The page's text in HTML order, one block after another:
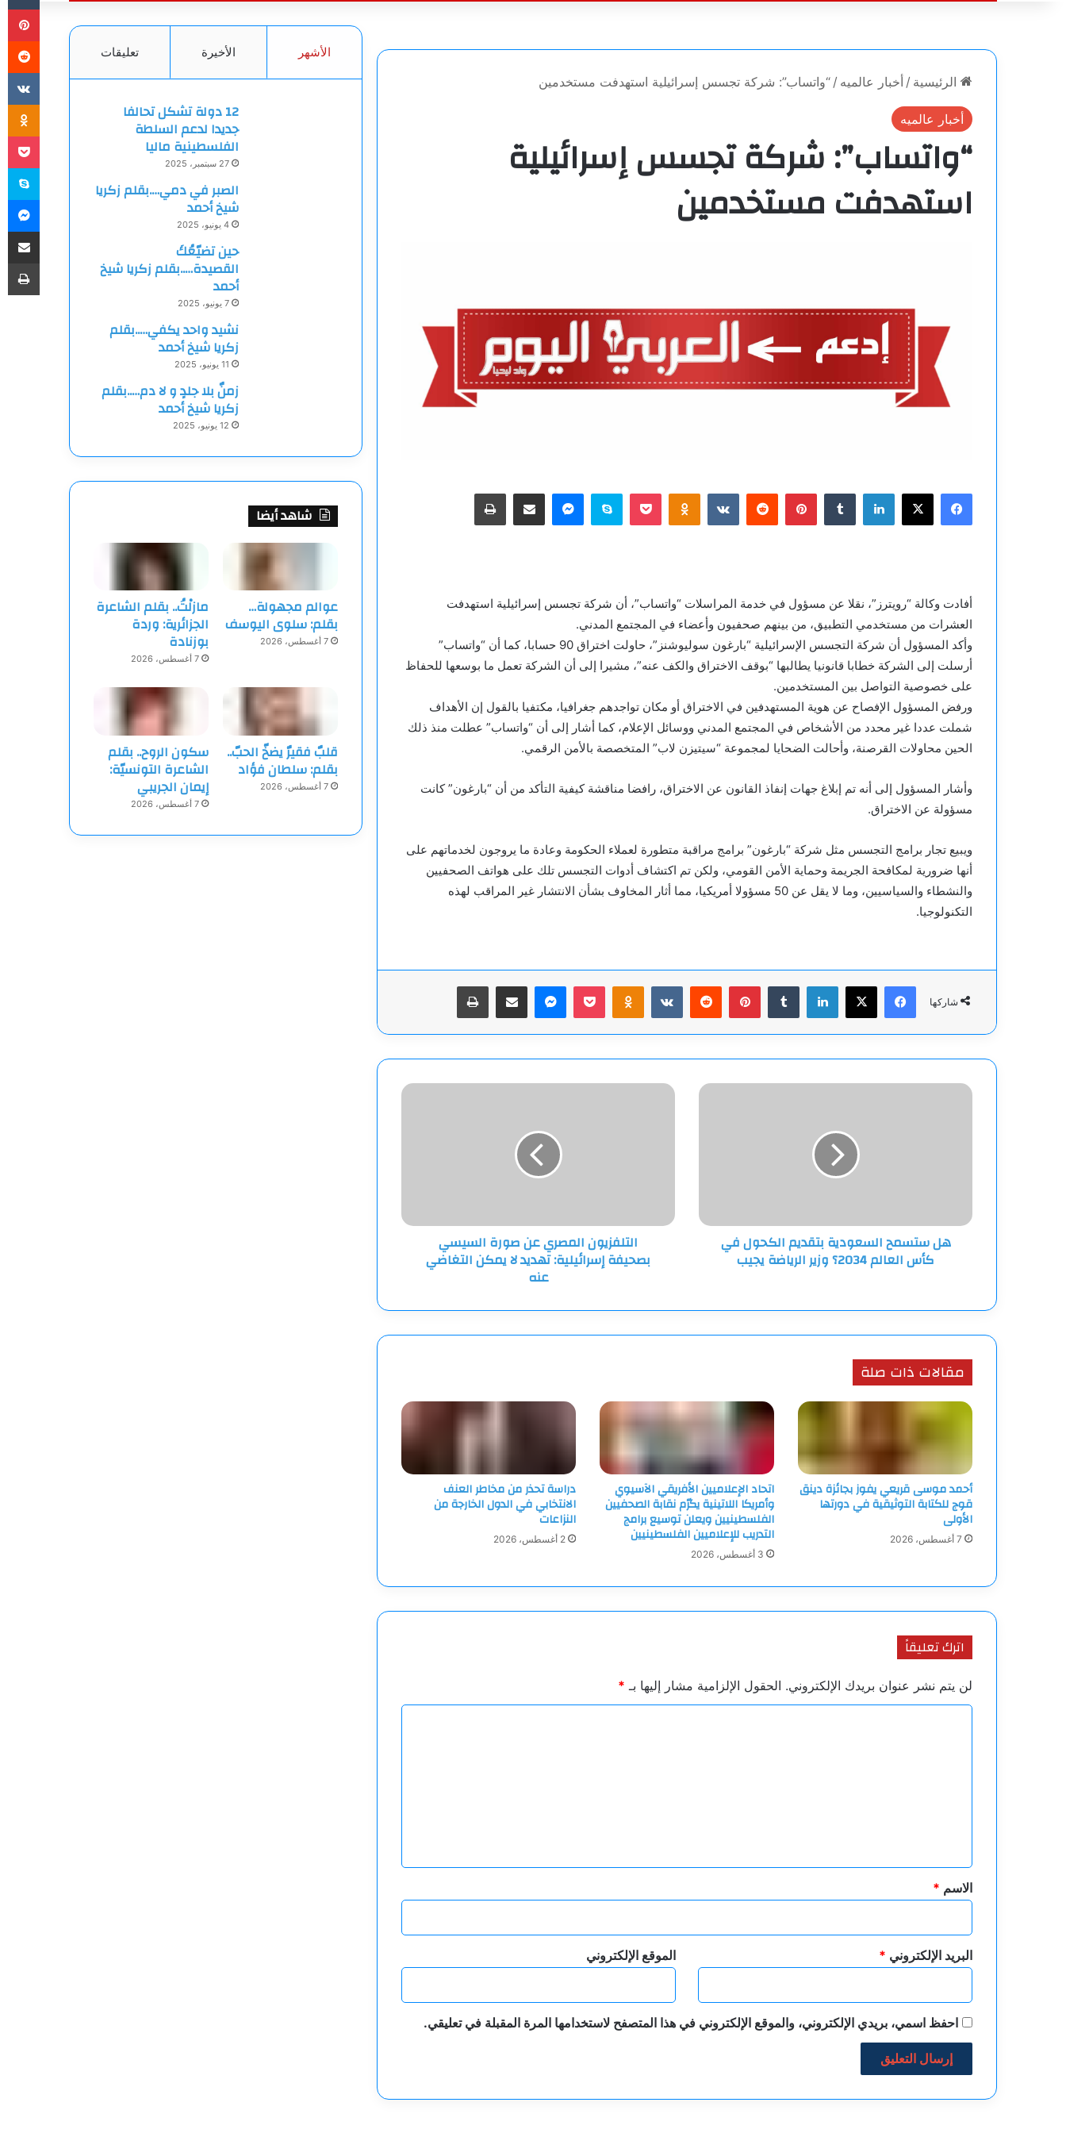
عن
الرئيسية / أخبار عالميه / “واتساب”: شركة تجسس إسرائيلية استهدفت مستخدمين
أخبار عالميه
“واتساب”: شركة تجسس إسرائيلية
استهدفت مستخدمين
فيسبوك
‫X لينكدإن بينتيريست Odnoklassniki
‫Pocketسكايبماسنجرمشاركة عبر البريد طباعة
أفادت وكالة “رويترز”، نقلا عن مسؤول في خدمة المراسلات “واتساب”، أن شركة تجسس إسرائيلية استهدفت
العشرات من مستخدمي التطبيق، من بينهم صحفيون وأعضاء في المجتمع المدني.
وأكد المسؤول أن شركة التجسس الإسرائيلية “بارغون سوليوشنز”، حاولت اختراق 90 حسابا، كما أن “واتساب”
أرسلت إلى الشركة خطابا قانونيا يطالبها “بوقف الاختراق والكف عنه”، مشيرا إلى أن الشركة تعمل ما بوسعها للحفاظ
على خصوصية التواصل بين المستخدمين.
ورفض المسؤول الإفصاح عن هوية المستهدفين في الاختراق أو مكان تواجدهم جغرافيا، مكتفيا بالقول إن الأهداف
شملت عددا غير محدد من الأشخاص في المجتمع المدني ووسائل الإعلام، كما أشار إلى أن “واتساب” عطلت منذ ذلك
الحين محاولات القرصنة، وأحالت الضحايا لمجموعة “سيتيزن لاب” المتخصصة بالأمن الرقمي.
وأشار المسؤول إلى أنه تم إبلاغ جهات إنفاذ القانون عن الاختراق، رافضا مناقشة كيفية التأكد من أن “بارغون” كانت
مسؤولة عن الاختراق.
ويبيع تجار برامج التجسس مثل شركة “بارغون” برامج مراقبة متطورة لعملاء الحكومة وعادة ما يروجون لخدماتهم على
أنها ضرورية لمكافحة الجريمة وحماية الأمن القومي، ولكن تم اكتشاف أدوات التجسس تلك على هواتف الصحفيين
والنشطاء والسياسيين، وما لا يقل عن 50 مسؤولا أمريكيا، مما أثار المخاوف بشأن الانتشار غير المراقب لهذه
التكنولوجيا.
شاركها
فيسبوك
‫X لينكدإن بينتيريست Odnoklassniki
‫Pocketماسنجرمشاركة عبر البريد طباعة
هل
2034؟
وزيرهل ستسمح السعودية بتقديم الكحول في
كأس العالم 2034؟ وزير الرياضة يجيب
التلفزيون
لا
التغاضي
التلفزيون المصري عن صورة السيسي
بصحيفة إسرائيلية: تهديد لا يمكن التغاضي
عنه
مقالات ذات صلة
أحمد موسى قريعي يفوز بجائزة دينق
قوج للكتابة التوثيقية في دورتها
الأولى
7 أغسطس، 2026
اتحاد الإعلاميين الأفريقي الآسيوي
وأمريكا اللاتينية يكرّم نقابة الصحفيين
الفلسطينيين ويعلن توسيع برامج
التدريب للإعلاميين الفلسطينيين
3 أغسطس، 2026
دراسة تحذر من مخاطر العنف
الانتخابي في الدول الخارجة من
النزاعات
2 أغسطس، 2026
اترك تعليقاً
لن يتم نشر عنوان بريدك الإلكتروني. الحقول الإلزامية مشار إليها بـ *
*
الاسم *
البريد الإلكتروني * الموقع الإلكتروني
احفظ اسمي، بريدي الإلكتروني، والموقع الإلكتروني في هذا المتصفح لاستخدامها المرة المقبلة في تعليقي.
الأشهر الأخيرة تعليقات
12 دولة تشكل تحالفا
جديدا لدعم السلطة
الفلسطينية ماليا
27 سبتمبر، 2025
الصبر في دمي….بقلم زكريا
شيخ أحمد
4 يونيو، 2025
حين تضيّعُكَ
القصيدة…..بقلم زكريا شيخ
أحمد
7 يونيو، 2025
نشيد واحد يكفي…..بقلم
زكريا شيخ أحمد
11 يونيو، 2025
زمنٌ بلا جلدٍ و لا دم…..بقلم
زكريا شيخ أحمد
12 يونيو، 2025
شاهد أيضا
عوالم مجهولة…
بقلم: سلوى اليوسف
7 أغسطس، 2026
مازلْتُ.. بقلم الشاعرة
الجزائرية: وردة
بوزنادة
7 أغسطس، 2026
قلبٌ فقيرٌ يضخّ الحبّ..
بقلم: سلطان فؤاد
7 أغسطس، 2026
سكون الروح.. بقلم
الشاعرة التونسيّة:
إيمان الجريبي
7 أغسطس، 2026